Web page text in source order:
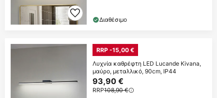
Διαθέσιμο
RRP -15,00 €
Λυχνία καθρέφτη LED Lucande Kivana,
μαύρο, μεταλλικό, 90cm, IP44
93,90 €
RRP108,90 €